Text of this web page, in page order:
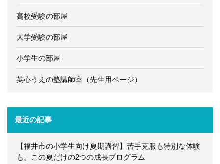
高校受験の部屋
大学受験の部屋
小学生の部屋
英心うえの塾講師室（先生用ページ）
最近の記事
【福井市の小学生向け夏期講習】苦手克服も特別な体験
も。この夏だけの2つの成長プログラム